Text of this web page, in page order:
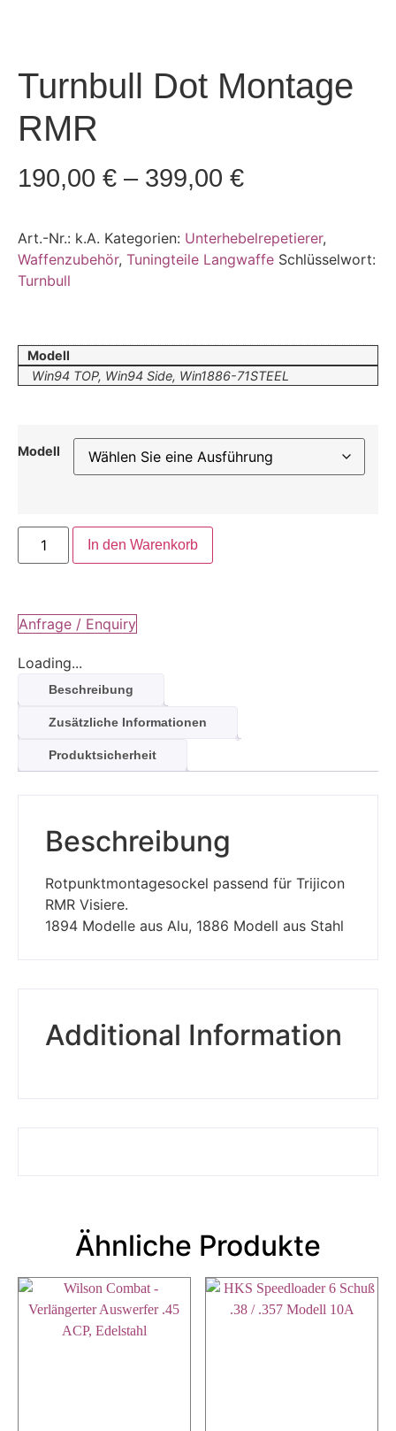
Turnbull Dot Montage
RMR
190,00 € – 399,00 €
Art.-Nr.: k.A. Kategorien: Unterhebelrepetierer,
Waffenzubehör, Tuningteile Langwaffe Schlüsselwort:
Turnbull
Modell
Win94 TOP, Win94 Side, Win1886-71STEEL
Modell
In den Warenkorb
Anfrage / Enquiry
Loading...
Beschreibung
Zusätzliche Informationen
Produktsicherheit
Beschreibung
Rotpunktmontagesockel passend für Trijicon
RMR Visiere.
1894 Modelle aus Alu, 1886 Modell aus Stahl
Additional Information
Ähnliche Produkte